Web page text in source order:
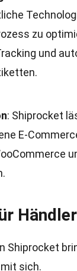
zu
und
: Shiprocket
E-
Händler
Shiprocket
sich.